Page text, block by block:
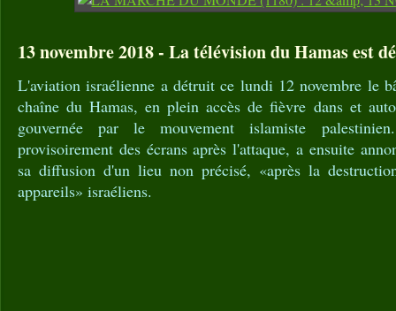
13 novembre 2018 - La télévision du Hamas est
L'aviation israélienne a détruit ce lundi 12 novembre le
chaîne du Hamas, en plein accès de fièvre dans et
gouvernée par le mouvement islamiste
provisoirement des écrans après l'attaque, a ensuite
sa diffusion d'un lieu non précisé, «après la
appareils» israéliens.